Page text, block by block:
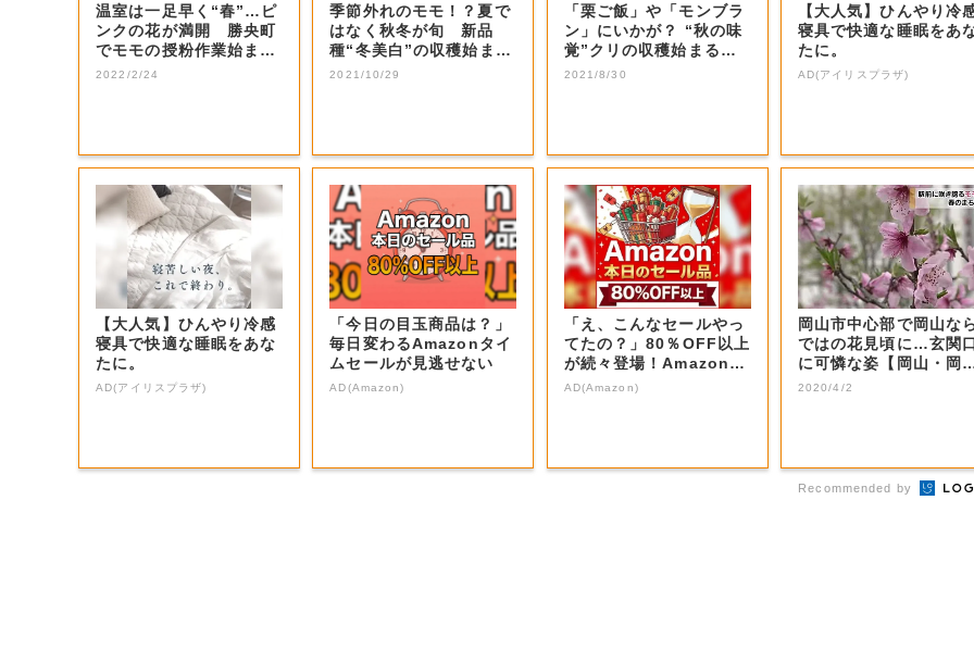
温室は一足早く“春”…ピ
ンクの花が満開 勝央町
でモモの授粉作業始ま
る ４月末に収...
2022/2/24
季節外れのモモ！？夏で
はなく秋冬が旬 新品
種“冬美白”の収穫始まる
【岡山・赤磐市...
2021/10/29
「栗ご飯」や「モンブラ
ン」にいかが？ “秋の味
覚”クリの収穫始まる
生育も良好【...
2021/8/30
【大人気】ひんやり冷
寝具で快適な睡眠をあ
たに。
AD(アイリスプラザ)
【大人気】ひんやり冷感
寝具で快適な睡眠をあな
たに。
AD(アイリスプラザ)
「今日の目玉商品は？」
毎日変わるAmazonタイ
ムセールが見逃せない
AD(Amazon)
「え、こんなセールやっ
てたの？」80％OFF以上
が続々登場！Amazonの
本気が...
AD(Amazon)
岡山市中心部で岡山な
ではの花見頃に…玄関
に可憐な姿【岡山・岡
市】
2020/4/2
Recommended by